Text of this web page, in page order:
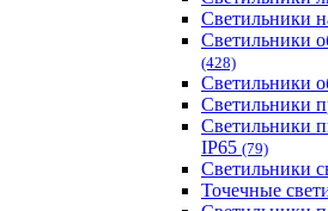
Светильники
Светильники
(428)
Светильники
Светильники
Светильники
IP65 (79)
Светильники
Точечные